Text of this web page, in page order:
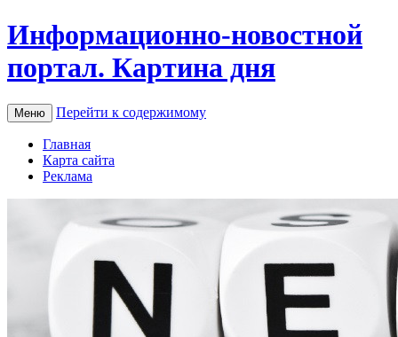
Информационно-новостной
портал. Картина дня
Меню Перейти к содержимому
Главная
Карта сайта
Реклама